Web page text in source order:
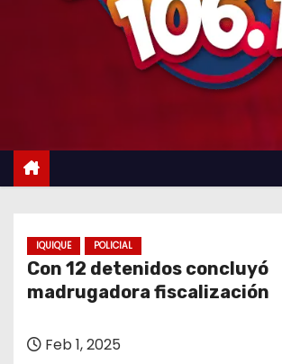
IQUIQUE POLICIAL
Con 12 detenidos concluyó
madrugadora fiscalización
Feb 1, 2025